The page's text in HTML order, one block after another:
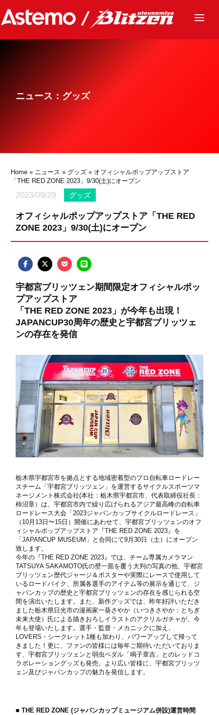
ニュース
グッズ
ニュース：グッズ
Home » ニュース » グッズ » オフィシャルポップアップストア
「THE RED ZONE 2023」9/30(土)にオープン
2023/09/29 グッズ
オフィシャルポップアップストア「THE RED
ZONE 2023」9/30(土)にオープン
宇都宮ブリッツェン期間限定オフィシャルポッ
プアップストア
「THE RED ZONE 2023」が今年も出現！
JAPANCUP30周年の歴史と宇都宮ブリッツェ
ンの存在を発信
栃⽊県宇都宮市を拠点とする地域密着型のプロ⾃転⾞ロードレー
スチーム「宇都宮ブリッツェン」を運営するサイクルスポーツマ
ネージメント株式会社(本社：栃⽊県宇都宮市、代表取締役社⻑：
柿沼章）は、宇都宮市内で繰り広げられるアジア最⾼峰の⾃転⾞
ロードレース⼤会「2023ジャパンカップサイクルロードレース」
（10⽉13⽇〜15⽇）開催にあわせて、宇都宮ブリッツェンのオフ
ィシャルポップアップストア『THE RED ZONE 2023』を
「JAPANCUP MUSEUM」と合同にて9⽉30⽇（⼟）にオープン
致します。
今年の『THE RED ZONE 2023』では、チーム専属カメラマン
TATSUYA SAKAMOTO⽒の壁⼀⾯を覆う⼤判の写真の他、宇都宮
ブリッツェン歴代ジャージ＆ポスターや実際にレースで使⽤して
いるロードバイク、所属各選⼿のアイテム等の展⽰を通じて、ジ
ャパンカップの歴史と宇都宮ブリッツェンの存在を感じられる空
間を演出いたします。また、新作グッズでは、昨年好評いただき
ました栃⽊県⽇光市の漫画家⼀葵さやか（いつきさやか：とちぎ
未来⼤使）⽒による描きおろしイラストのアクリルガチャが、今
年も登場いたします。選⼿・監督・メカニックに加え、
LOVERS・シークレット1種も加わり、パワーアップして帰って
きました！更に、ファンの皆様には毎年ご期待いただいておりま
す、宇都宮ブリッツェンと弱⾍ペダル「鳴⼦章吉」とのレッドコ
ラボレーショングッズも発売。より広い皆様に、宇都宮ブリッツ
ェン及びジャパンカップの魅⼒を発信します。
■ THE RED ZONE (ジャパンカップミュージアム併設)運営時間